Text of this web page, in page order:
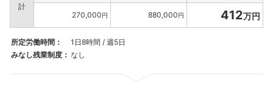
計
270,000円 880,000円 412万円
所定労働時間：
1日8時間 / 週5日
みなし残業制度： なし